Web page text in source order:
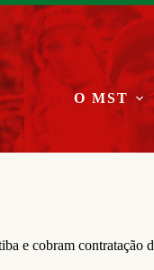
O MST
e cobram contratação